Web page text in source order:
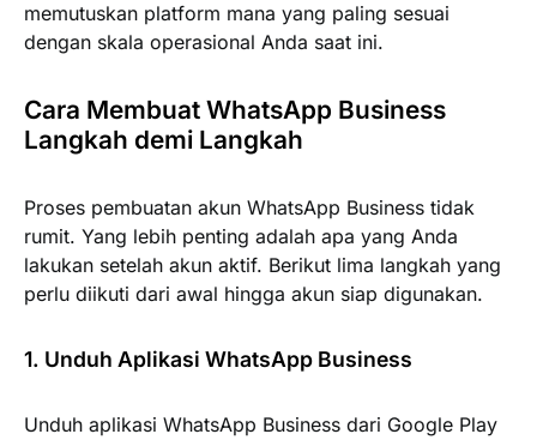
memutuskan platform mana yang paling sesuai
dengan skala operasional Anda saat ini.
Cara Membuat WhatsApp Business
Langkah demi Langkah
Proses pembuatan akun WhatsApp Business tidak
rumit. Yang lebih penting adalah apa yang Anda
lakukan setelah akun aktif. Berikut lima langkah yang
perlu diikuti dari awal hingga akun siap digunakan.
1. Unduh Aplikasi WhatsApp Business
Unduh aplikasi WhatsApp Business dari Google Play